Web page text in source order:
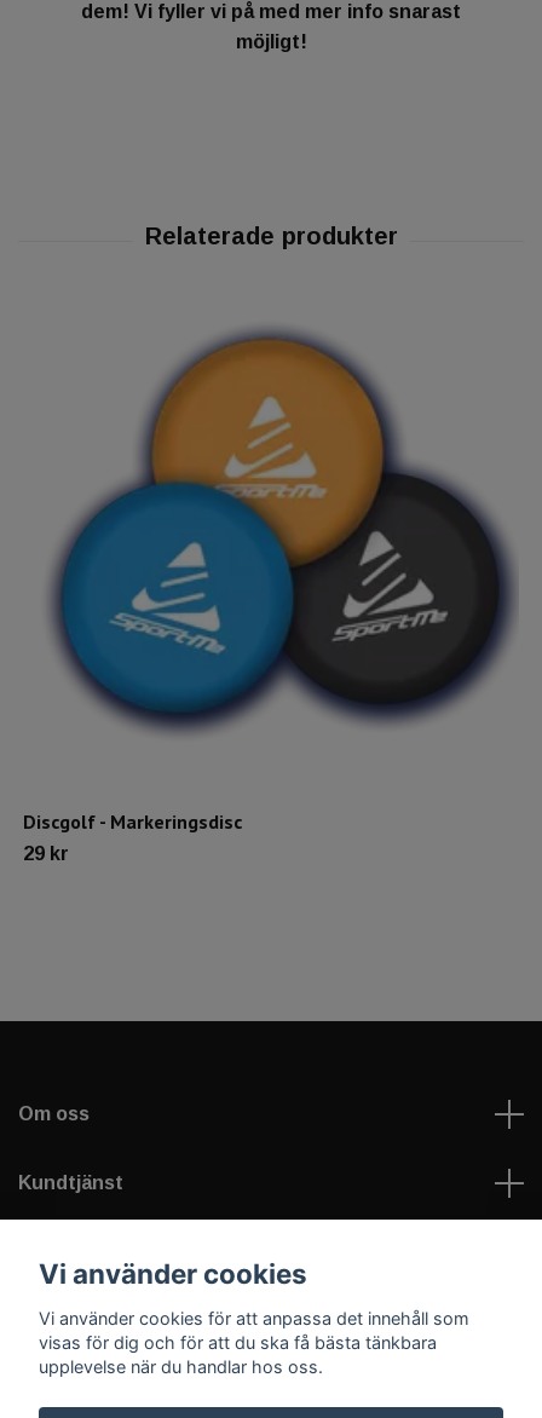
dem! Vi fyller vi på med mer info snarast
möjligt!
Discgolf - Markeringsdisc
29 kr
Om oss
Kundtjänst
Sociala medier
Vi använder cookies
Vi använder cookies för att anpassa det innehåll som
visas för dig och för att du ska få bästa tänkbara
upplevelse när du handlar hos oss.